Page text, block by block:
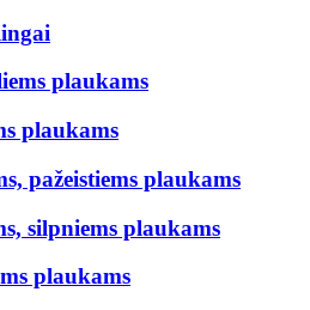
plaukams
plaukams
pažeistiems plaukams
silpniems plaukams
plaukams